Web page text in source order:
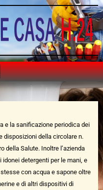
e la sanificazione periodica dei
disposizioni della circolare n.
della Salute. Inoltre l’azienda
detergenti per le mani, e
con acqua e sapone oltre
e di altri dispositivi di